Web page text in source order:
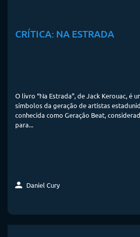
CRÍTICA: NA ESTRADA
O livro “Na Estrada”, de Jack Kerouac, é
símbolos da geração de artistas
conhecida como Geração Beat,
para...
Daniel Cury